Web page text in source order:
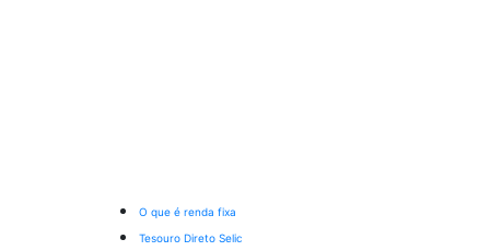
O que é renda fixa
Tesouro Direto Selic